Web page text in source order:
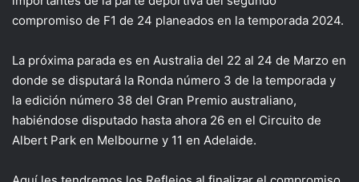
compromiso de F1 de 24 planeados en la temporada 2024.
La próxima parada es en Australia del 22 al 24 de Marzo en
donde se disputará la Ronda número 3 de la temporada y
la edición número 38 del Gran Premio australiano,
habiéndose disputado hasta ahora 26 en el Circuito de
Albert Park en Melbourne y 11 en Adelaide.